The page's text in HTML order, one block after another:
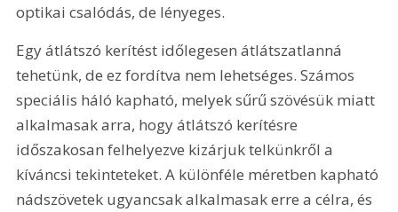
optikai csalódás, de lényeges.
Egy átlátszó kerítést időlegesen átlátszatlanná
tehetünk, de ez fordítva nem lehetséges. Számos
speciális háló kapható, melyek sűrű szövésük miatt
alkalmasak arra, hogy átlátszó kerítésre
időszakosan felhelyezve kizárjuk telkünkről a
kíváncsi tekinteteket. A különféle méretben kapható
nádszövetek ugyancsak alkalmasak erre a célra, és